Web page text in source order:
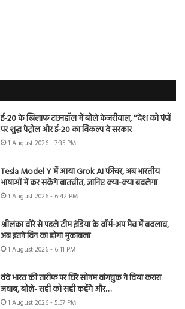
ई-20 के खिलाफ टाउनहॉल में बोले केजरीवाल, ‘‘देश को पंपों
पर शुद्ध पेट्रोल और ई-20 का विकल्प दे सरकार
1 August 2026 - 7:35 PM
Tesla Model Y में आया Grok AI फीचर, अब भारतीय
भाषाओं में कर सकेंगे बातचीत, जानिए क्या-क्या बदलेगा
1 August 2026 - 6:42 PM
श्रीलंका दौरे से पहले टीम इंडिया के वॉर्म-अप मैच में बदलाव,
अब इतने दिन का होगा मुकाबला
1 August 2026 - 6:11 PM
वंदे भारत की तारीफ पर घिरे सोनम वांगचुक ने दिया करारा
जवाब, बोले- सही को सही कहेंगे और…
1 August 2026 - 5:57 PM